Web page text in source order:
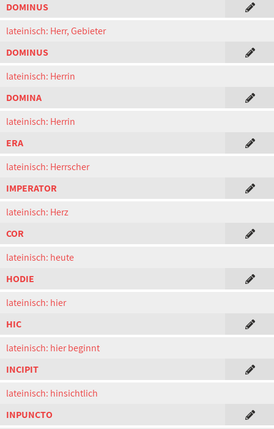
DOMINUS
lateinisch: Herr, Gebieter
DOMINUS
lateinisch: Herrin
DOMINA
lateinisch: Herrin
ERA
lateinisch: Herrscher
IMPERATOR
lateinisch: Herz
COR
lateinisch: heute
HODIE
lateinisch: hier
HIC
lateinisch: hier beginnt
INCIPIT
lateinisch: hinsichtlich
INPUNCTO